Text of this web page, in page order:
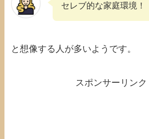
セレブ的な家庭環境！
と想像する人が多いようです。
スポンサーリンク